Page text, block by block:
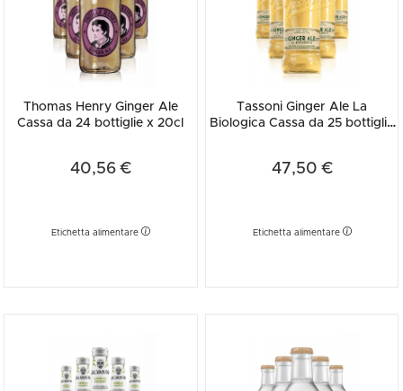
Thomas Henry Ginger Ale
Cassa da 24 bottiglie x 20cl
40,56 €
Etichetta alimentare
Tassoni Ginger Ale La
Biologica Cassa da 25 bottiglie
47,50 €
Etichetta alimentare